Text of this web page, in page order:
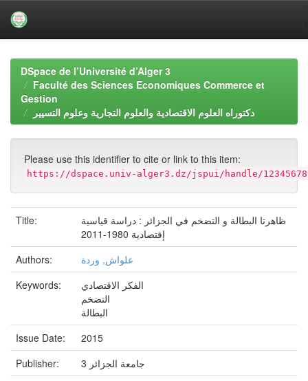
navigationDSpace de l’Université d’Alger 3
Faculté des Sciences Economiques Commerce et
Gestion
دكتوراه العلوم الاقتصادية والعلوم التجارية وعلوم التسيير
Please use this identifier to cite or link to this item:
https://dspace.univ-alger3.dz/jspui/handle/
Title:
ظاهرتا البطالة و التضخم في الجزائر : دراسة قياسية
إقتصادية 1980-2011
Authors:
علواش, وردة
Keywords:
الفكر الاقتصادي
التضخم
البطالة
Issue Date:
2015
Publisher:
جامعة الجزائر 3